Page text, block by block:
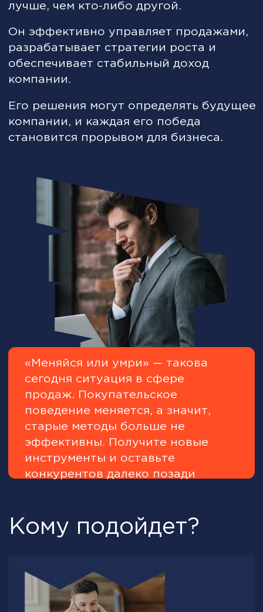
Руководителю отдела продаж
слабых звеньев в стратегии,
забыть о страхе не выполнить
план, усилить отдел трендовыми
инструментами
Записаться на курс
Собственнику бизнеса,
коммерческому директору
который хочет взять максимум от
отдела продаж, а также
прокачать собственные
компетенции в управлении и
бизнесе
Какие проблемы вы
Низкая конверсия из контакта в
сделку и частые отказы клиентов на
этапах переговоров